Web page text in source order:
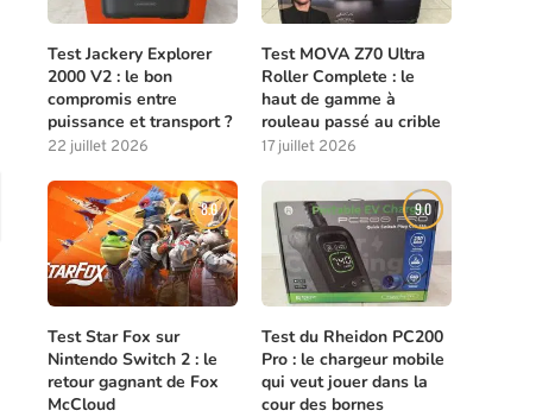
Test Jackery Explorer
2000 V2 : le bon
compromis entre
puissance et transport ?
22 juillet 2026
Test MOVA Z70 Ultra
Roller Complete : le
haut de gamme à
rouleau passé au crible
17 juillet 2026
8.0
Test Star Fox sur
Nintendo Switch 2 : le
retour gagnant de Fox
McCloud
9.0
Test du Rheidon PC200
Pro : le chargeur mobile
qui veut jouer dans la
cour des bornes